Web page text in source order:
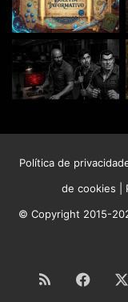
Política de
de cookies
© Copyright 2015-
RSS